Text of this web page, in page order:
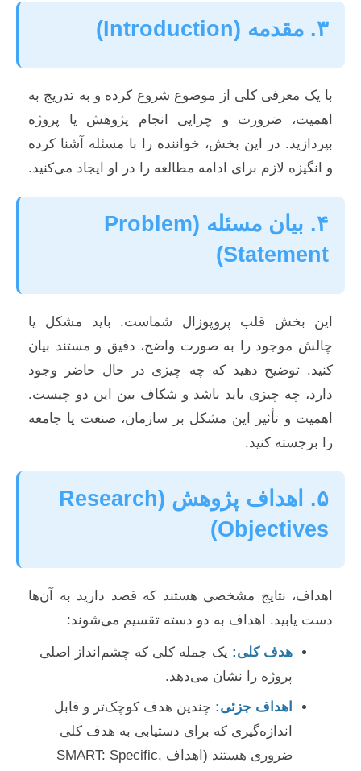
۳. مقدمه (Introduction)
با یک معرفی کلی از موضوع شروع کرده و به تدریج به
اهمیت، ضرورت و چرایی انجام پژوهش یا پروژه
بپردازید. در این بخش، خواننده را با مسئله آشنا کرده
و انگیزه لازم برای ادامه مطالعه را در او ایجاد می‌کنید.
۴. بیان مسئله (Problem
Statement)
این بخش قلب پروپوزال شماست. باید مشکل یا
چالش موجود را به صورت واضح، دقیق و مستند بیان
کنید. توضیح دهید که چه چیزی در حال حاضر وجود
دارد، چه چیزی باید باشد و شکاف بین این دو چیست.
اهمیت و تأثیر این مشکل بر سازمان، صنعت یا جامعه
را برجسته کنید.
۵. اهداف پژوهش (Research
Objectives)
اهداف، نتایج مشخصی هستند که قصد دارید به آن‌ها
دست یابید. اهداف به دو دسته تقسیم می‌شوند:
هدف کلی: یک جمله کلی که چشم‌انداز اصلی
پروژه را نشان می‌دهد.
اهداف جزئی: چندین هدف کوچک‌تر و قابل
اندازه‌گیری که برای دستیابی به هدف کلی
ضروری هستند (اهداف SMART: Specific,